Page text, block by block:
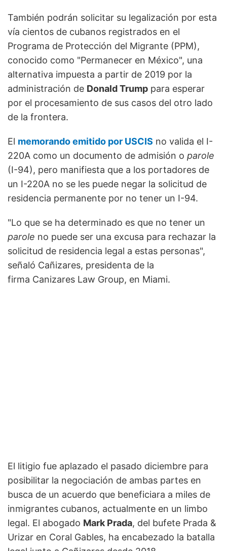
También podrán solicitar su legalización por esta
vía cientos de cubanos registrados en el
Programa de Protección del Migrante (PPM),
conocido como "Permanecer en México", una
alternativa impuesta a partir de 2019 por la
administración de Donald Trump para esperar
por el procesamiento de sus casos del otro lado
de la frontera.
El memorando emitido por USCIS no valida el I-
220A como un documento de admisión o parole
(I-94), pero manifiesta que a los portadores de
un I-220A no se les puede negar la solicitud de
residencia permanente por no tener un I-94.
"Lo que se ha determinado es que no tener un
parole no puede ser una excusa para rechazar la
solicitud de residencia legal a estas personas",
señaló Cañizares, presidenta de la
firma Canizares Law Group, en Miami.
El litigio fue aplazado el pasado diciembre para
posibilitar la negociación de ambas partes en
busca de un acuerdo que beneficiara a miles de
inmigrantes cubanos, actualmente en un limbo
legal. El abogado Mark Prada, del bufete Prada &
Urizar en Coral Gables, ha encabezado la batalla